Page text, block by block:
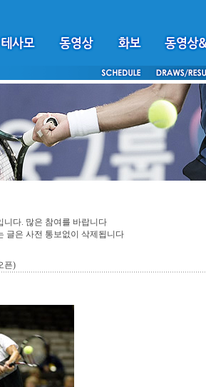
니다. 많은 참여를 바랍니다
글은 사전 통보없이 삭제됩니다
픈)